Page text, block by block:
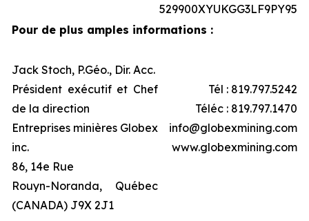
529900XYUKGG3LF9PY95
Pour de plus amples informations :
Jack Stoch, P.Géo., Dir. Acc.
Président exécutif et Chef
de la direction
Entreprises minières Globex
inc.
86, 14e Rue
Rouyn-Noranda, Québec
(CANADA) J9X 2J1
Tél : 819.797.5242
Téléc : 819.797.1470
info@globexmining.com
www.globexmining.com